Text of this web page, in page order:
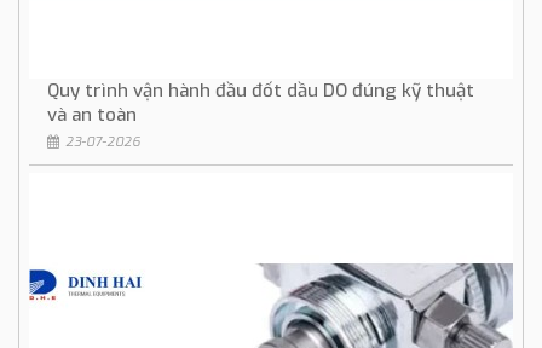
Quy trình vận hành đầu đốt dầu DO đúng kỹ thuật
và an toàn
23-07-2026